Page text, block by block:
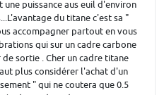
une puissance aus euil d'environ
du titane c'est sa "
accompagner partout en vous
qui sur un cadre carbone
sortie . Cher un cadre titane
plus considérer l'achat d'un
" qui ne coutera que 0.5